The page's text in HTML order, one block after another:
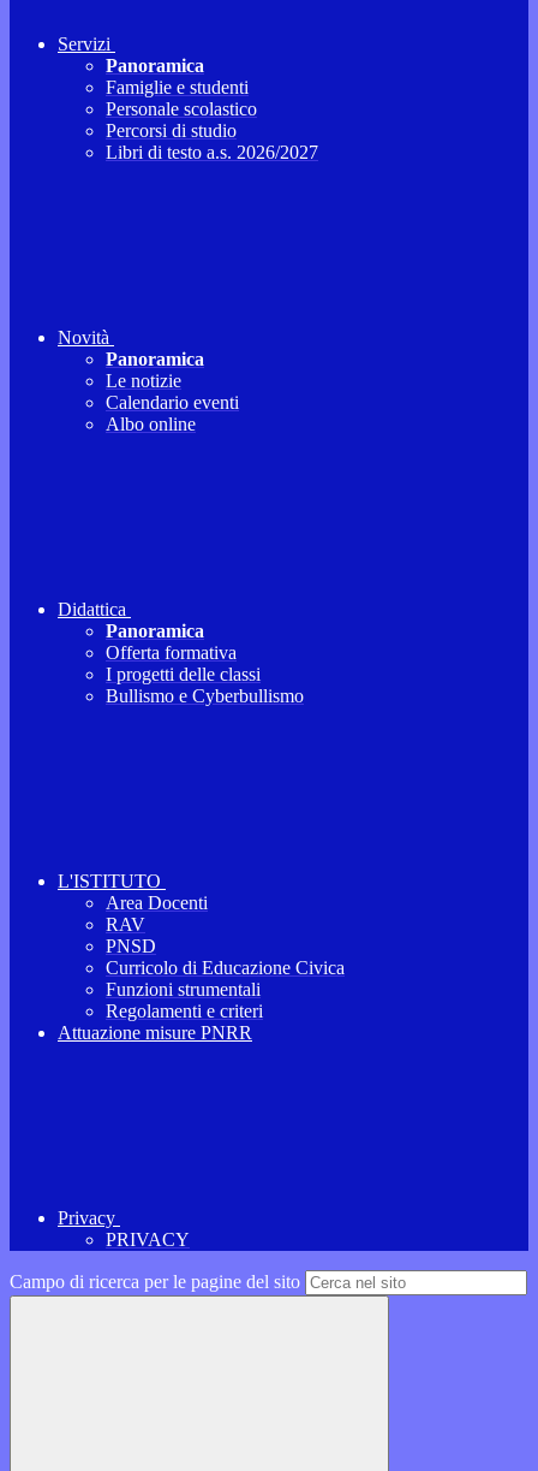
Servizi
Panoramica
Famiglie e studenti
Personale scolastico
Percorsi di studio
Libri di testo a.s. 2026/2027
Novità
Panoramica
Le notizie
Calendario eventi
Albo online
Didattica
Panoramica
Offerta formativa
I progetti delle classi
Bullismo e Cyberbullismo
L'ISTITUTO
Area Docenti
RAV
PNSD
Curricolo di Educazione Civica
Funzioni strumentali
Regolamenti e criteri
Attuazione misure PNRR
Privacy
PRIVACY
Campo di ricerca per le pagine del sito